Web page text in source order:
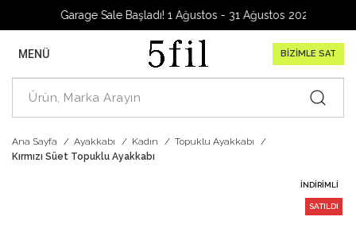
Garage Sale Başladı! 1 Ağustos - 31 Ağustos 2026
MENÜ BİZİMLE SAT
Ana Sayfa Ayakkabı Kadın
Topuklu Ayakkabı
Kırmızı Süet Topuklu Ayakkabı
İNDIRIMLI
SATILDI